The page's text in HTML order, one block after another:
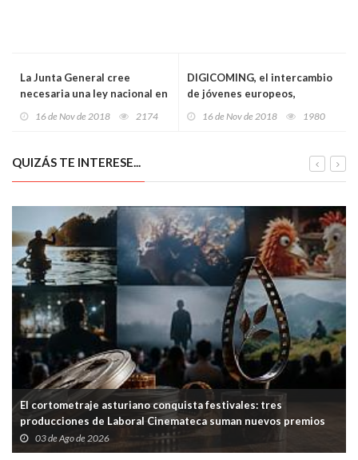
La Junta General cree
necesaria una ley nacional en
16 de Nov de 2018 2174
DIGICOMING, el intercambio
de jóvenes europeos,
16 de Nov de 2018 1980
QUIZÁS TE INTERESE...
El cortometraje asturiano conquista festivales: tres
producciones de Laboral Cinemateca suman nuevos premios
03 de Ago de 2026